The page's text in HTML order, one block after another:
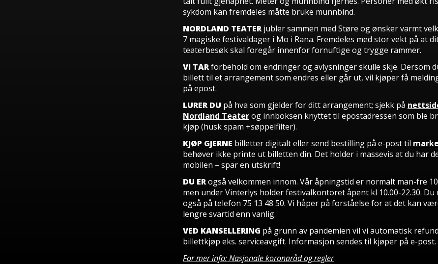
sykdom kan fremdeles måtte bruke munnbind.
NORDLAND TEATERjubler sammen med Støre og ønsker varmt
7 magiske festivaldager i Mo i Rana. Fremdeles med stor vekt på at
teaterbesøk skal foregår innenfor fornuftige og trygge rammer.
VI TARforbehold om endringer og avlysninger skulle skje. Dersom
billett til et arrangement som endres eller går ut, vil kjøper få
på epost.
LURER DU på hva som gjelder for ditt arrangement; sjekk på
Nordland Teaterog innboksen knyttet til epostadressen som ble
kjøp (husk spam +søppelfilter).
KJØP GJERNE billetter digitalt eller send bestilling på e-post til
behøver ikke printe ut billetten din. Det holder i massevis at du har
mobilen – spar en utskrift!
DU ERogså velkommen innom. Vår åpningstid er normalt man-fre
men under Vinterlys holder festivalkontoret åpent kl 10.00-22.30. Du
også på telefon 75 13 48 50. Vi håper på forståelse for at det kan
lengre svartid enn vanlig.
VED KANSELLERING på grunn av pandemien vil vi automatisk
billettkjøp eks. serviceavgift. Informasjon sendes til kjøper på e-post.
For mer info: Nasjonale koronaråd og regler